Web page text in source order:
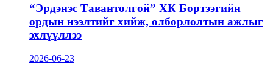
“Эрдэнэс Тавантолгой” ХК Бортээгийн
ордын нээлтийг хийж, олборлолтын ажлыг
эхлүүллээ
2026-06-23